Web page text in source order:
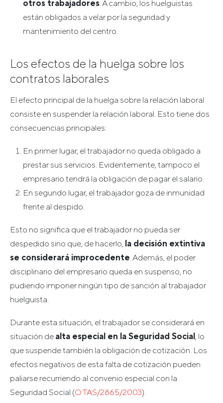
otros trabajadores . A cambio, los huelguistas
están obligados a velar por la seguridad y
mantenimiento del centro.
Los efectos de la huelga sobre los
contratos laborales
El efecto principal de la huelga sobre la relación laboral
consiste en suspender la relación laboral. Esto tiene dos
consecuencias principales:
En primer lugar, el trabajador no queda obligado a
prestar sus servicios. Evidentemente, tampoco el
empresario tendrá la obligación de pagar el salario.
En segundo lugar, el trabajador goza de inmunidad
frente al despido.
Esto no significa que el trabajador no pueda ser
despedido sino que, de hacerlo, la decisión extintiva
se considerará improcedente . Además, el poder
disciplinario del empresario queda en suspenso, no
pudiendo imponer ningún tipo de sanción al trabajador
huelguista.
Durante esta situación, el trabajador se considerará en
situación de alta especial en la Seguridad Social , lo
que suspende también la obligación de cotización. Los
efectos negativos de esta falta de cotización pueden
paliarse recurriendo al convenio especial con la
Seguridad Social (O TAS/2865/2003).